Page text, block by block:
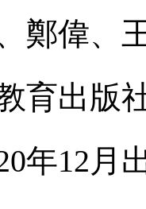
鄭偉、
育出版
年12月